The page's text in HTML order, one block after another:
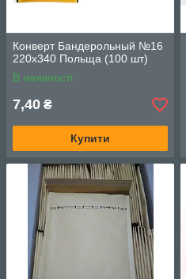
Конверт Бандерольный №16
220х340 Польща (100 шт)
В наявності
7,40 ₴
Купити